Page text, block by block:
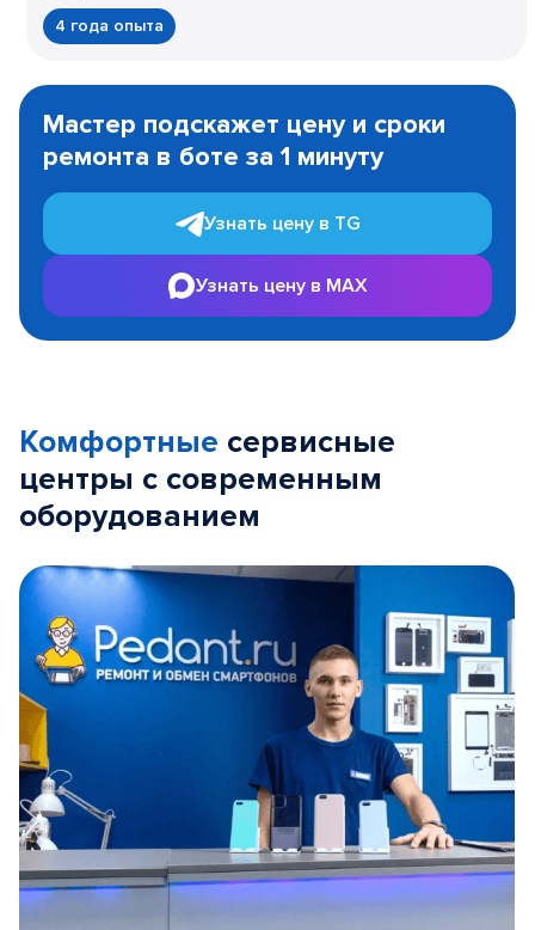
4 года опыта
1
Мастер подскажет цену и сроки
ремонта в боте за 1 минуту
Узнать цену в TG
Узнать цену в MAX
Комфортные сервисные
центры с современным
оборудованием